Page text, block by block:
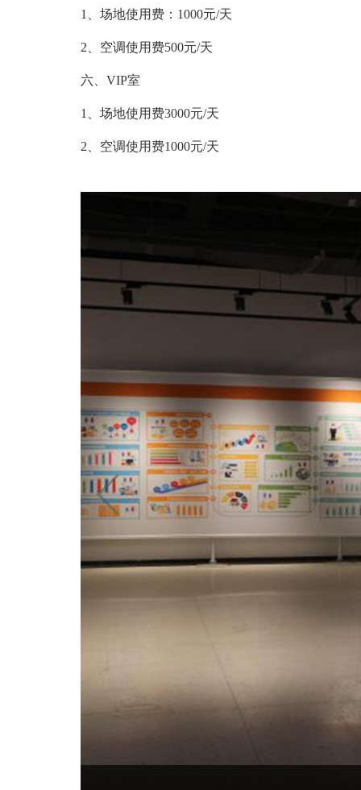
1、场地使用费：1000元/天
2、空调使用费500元/天
六、VIP室
1、场地使用费3000元/天
2、空调使用费1000元/天